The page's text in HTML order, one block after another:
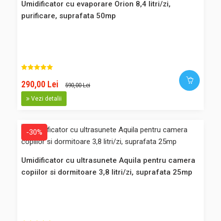
-20%
pana la 50 mp, avand un filtru electrostatic lavabil care
capteaza virusii, polenul, sporii de mucegai, alte particule
daunatoare din aserul incaperii. Destinat pentru:
dormitoare, birouri, camere copii, sufragerii, gradinite, scoli,
732,00 Lei
586,00 Lei
Umidificator cu evaporare Orion 8,4 litri/zi,
purificare, suprafata 50mp
290,00 Lei 590,00 Lei
Vezi detalii
-30%
Umidificator cu ultrasunete Aquila pentru camera
copiilor si dormitoare 3,8 litri/zi, suprafata 25mp